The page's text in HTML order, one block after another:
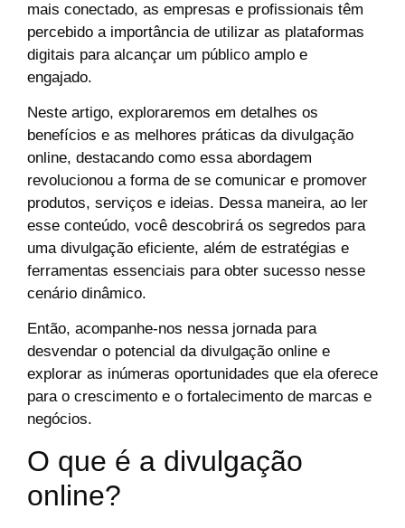
mais conectado, as empresas e profissionais têm
percebido a importância de utilizar as plataformas
digitais para alcançar um público amplo e
engajado.
Neste artigo, exploraremos em detalhes os
benefícios e as melhores práticas da divulgação
online, destacando como essa abordagem
revolucionou a forma de se comunicar e promover
produtos, serviços e ideias. Dessa maneira, ao ler
esse conteúdo, você descobrirá os segredos para
uma divulgação eficiente, além de estratégias e
ferramentas essenciais para obter sucesso nesse
cenário dinâmico.
Então, acompanhe-nos nessa jornada para
desvendar o potencial da divulgação online e
explorar as inúmeras oportunidades que ela oferece
para o crescimento e o fortalecimento de marcas e
negócios.
O que é a divulgação
online?